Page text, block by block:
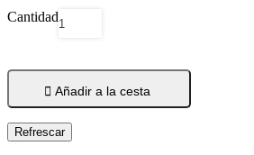
Cantidad
 Añadir a la cesta